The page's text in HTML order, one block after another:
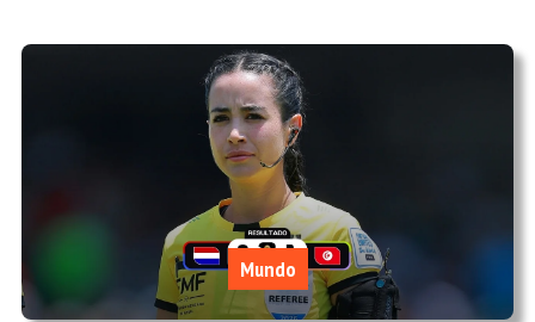
Mundo